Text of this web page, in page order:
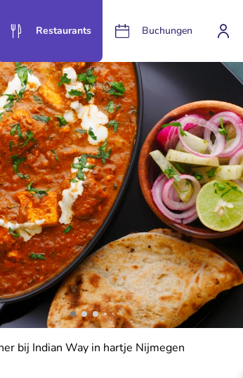
Restaurants Buchungen
bij Indian Way in hartje Nijmegen